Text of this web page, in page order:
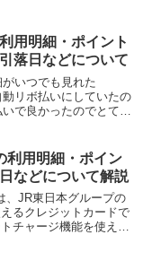
用明細・ポイント
落日などについて
いつでも見れた
リボ払いにしていたの
で良かったのでとても
利用明細・ポイン
などについて解説
、JR東日本グループの
るクレジットカードで
チャージ機能を使え